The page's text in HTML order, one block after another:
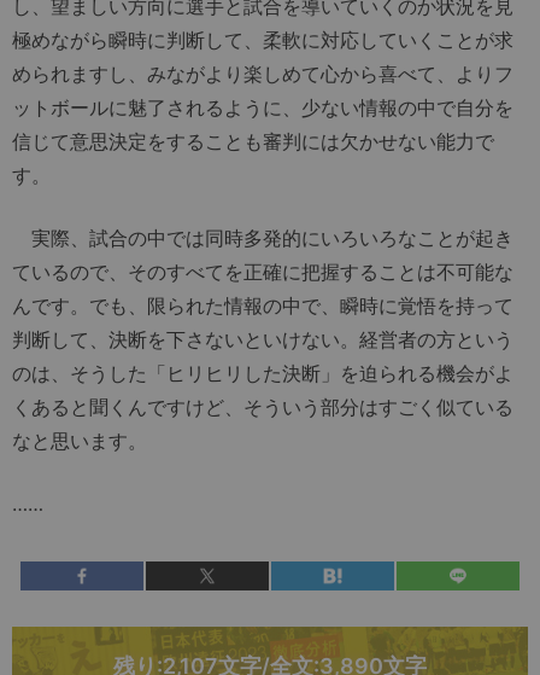
し、望ましい方向に選手と試合を導いていくのか状況を見
極めながら瞬時に判断して、柔軟に対応していくことが求
められますし、みながより楽しめて心から喜べて、よりフ
ットボールに魅了されるように、少ない情報の中で自分を
信じて意思決定をすることも審判には欠かせない能力で
す。
実際、試合の中では同時多発的にいろいろなことが起き
ているので、そのすべてを正確に把握することは不可能な
んです。でも、限られた情報の中で、瞬時に覚悟を持って
判断して、決断を下さないといけない。経営者の方という
のは、そうした「ヒリヒリした決断」を迫られる機会がよ
くあると聞くんですけど、そういう部分はすごく似ている
なと思います。
……
残り:2,107文字/全文:3,890文字